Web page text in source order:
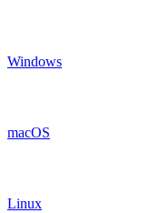
Windows
macOS
Linux